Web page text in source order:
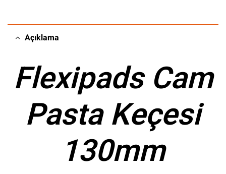
Açıklama
Flexipads Cam
Pasta Keçesi
130mm